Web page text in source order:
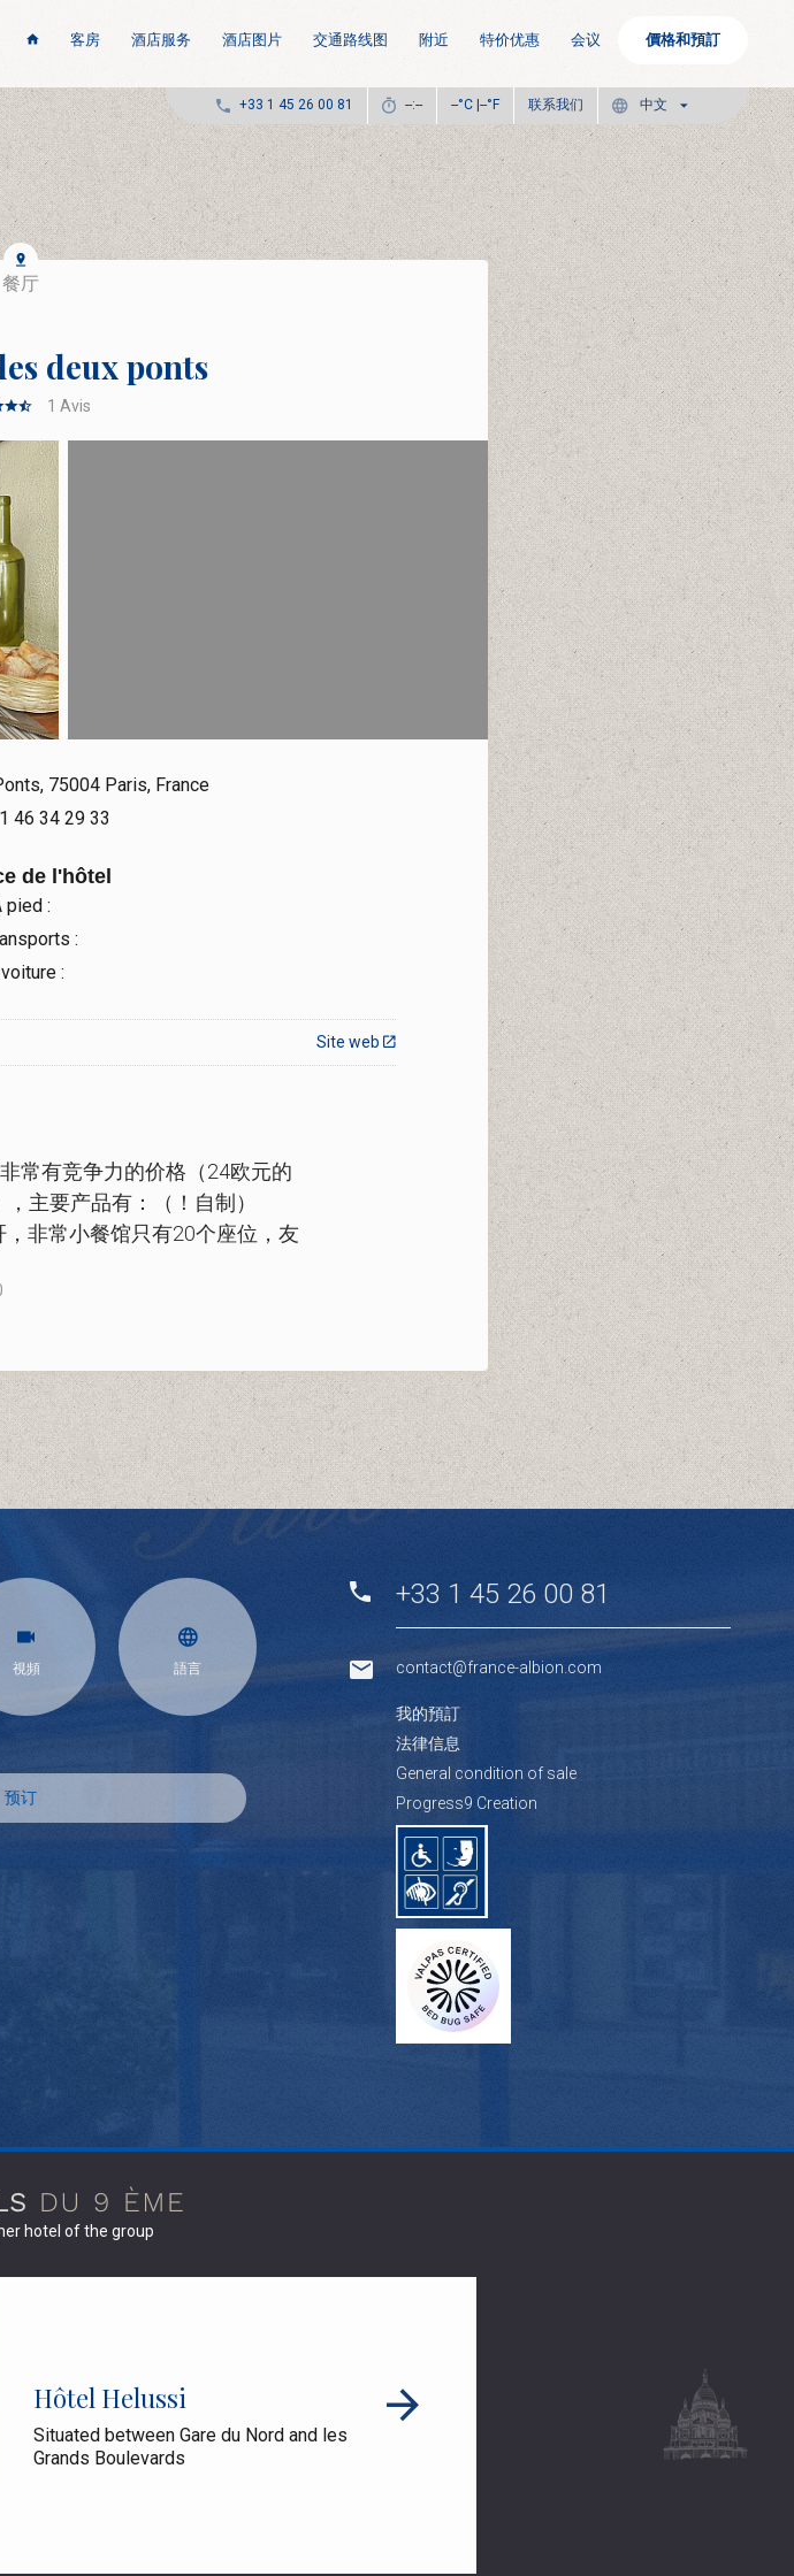
客房 酒店服务 酒店图片 交通路线图 附近 特价优惠 会议 價格和預訂
+33 1 45 26 00 81 --:-- --°C | --°F 联系我们 中文
餐厅
deux ponts
1 Avis
75004 Paris, France
46 34 29 33
de l'hôtel
pied :
:
:
Site web
常有竞争力的价格（24欧元的
主要产品有：（！自制）
非常小餐馆只有20个座位，友
視頻 語言
预订
+33 1 45 26 00 81
contact@france-albion.com
我的預訂
法律信息
General condition of sale
Progress9 Creation
hotel of the group
Hôtel Helussi
Situated between Gare du Nord and les
Grands Boulevards